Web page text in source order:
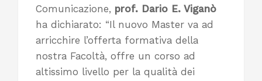
Comunicazione, prof. Dario E. Viganò
ha dichiarato: “Il nuovo Master va ad
arricchire l’offerta formativa della
nostra Facoltà, offre un corso ad
altissimo livello per la qualità dei